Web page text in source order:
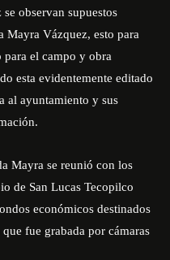
observan supuestos
Mayra Vázquez, esto para
el campo y obra
esta evidentemente editado
al ayuntamiento y sus
Mayra se reunió con los
de San Lucas Tecopilco
económicos destinados
fue grabada por cámaras